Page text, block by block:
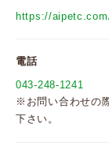
https://
電話
043-248-1241
※お問い合わせの
下さい。